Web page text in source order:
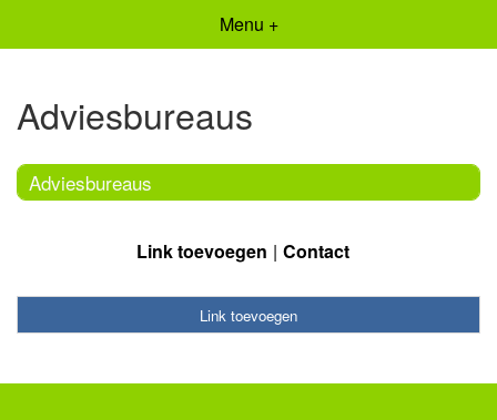
Menu +
Adviesbureaus
Adviesbureaus
Link toevoegen Contact
Link toevoegen